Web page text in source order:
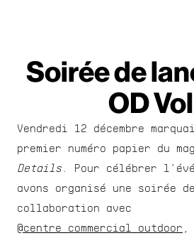
Soirée de
OD
Vendredi 12 décembre
premier numéro papier du
Details . Pour célébrer
avons organisé une soirée
@centre_commercial_outdoor ,